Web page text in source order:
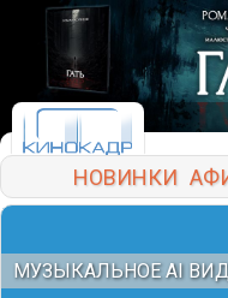
НОВИНКИ
МУЗЫКАЛЬНОЕ AI